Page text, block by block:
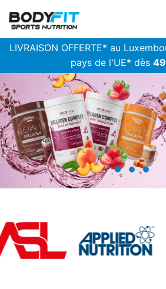
LIVRAISON OFFERTE* au
pays de l'UE* dès